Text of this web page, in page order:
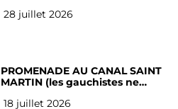
Français
28 juillet 2026
PROMENADE AU CANAL SAINT
MARTIN (les gauchistes ne
18 juillet 2026